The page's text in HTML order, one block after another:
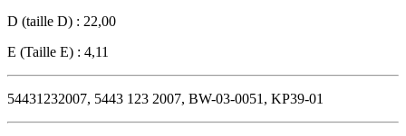
D (taille D) : 22,00
E (Taille E) : 4,11
54431232007, 5443 123 2007, BW-03-0051, KP39-01